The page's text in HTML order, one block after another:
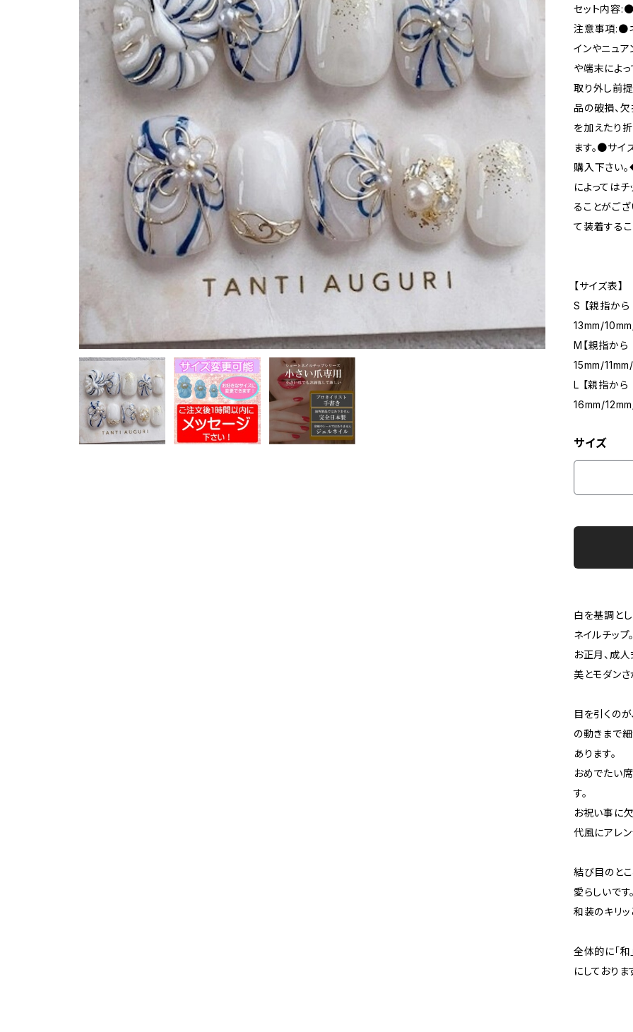
セット内容
注意事項:●
インやニュ
や端末によ
取り外し前
品の破損、
を加えたり
ます。●サイ
購入下さい
によっては
ることがご
て装着するこ
【サイズ表】
S 【親指か
13mm/
M【親指か
15mm/
L 【親指か
16mm/
サイズ
白を基調と
ネイルチップ
お正月、成
美とモダンさ
目を引くの
の動きまで
あります。
おめでたい
す。
お祝い事に
代風にアレン
結び目のと
愛らしいです
和装のキリッ
全体的に「
にしておりま